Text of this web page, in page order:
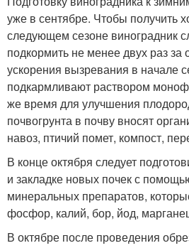
уже в сентябре. Чтобы получить
следующем сезоне виноградник
подкормить не менее двух раз за
ускорения вызревания в начале
подкармливают раствором
же время для улучшения
почвогрунта в почву вносят
навоз, птичий помет, компост,
В конце октября следует
и закладке новых почек с
минеральных препаратов,
фосфор, калий, бор, йод,
В октябре после проведения